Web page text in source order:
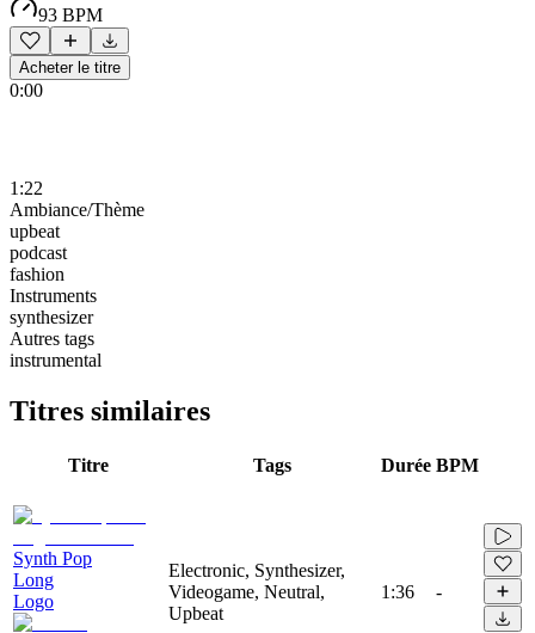
93 BPM
Acheter le titre
0:00
1:22
Ambiance/Thème
upbeat
podcast
fashion
Instruments
synthesizer
Autres tags
instrumental
Titres similaires
Titre Tags Durée BPM
Synth Pop
Long
Logo
Electronic, Synthesizer,
Videogame, Neutral,
Upbeat
1:36 -